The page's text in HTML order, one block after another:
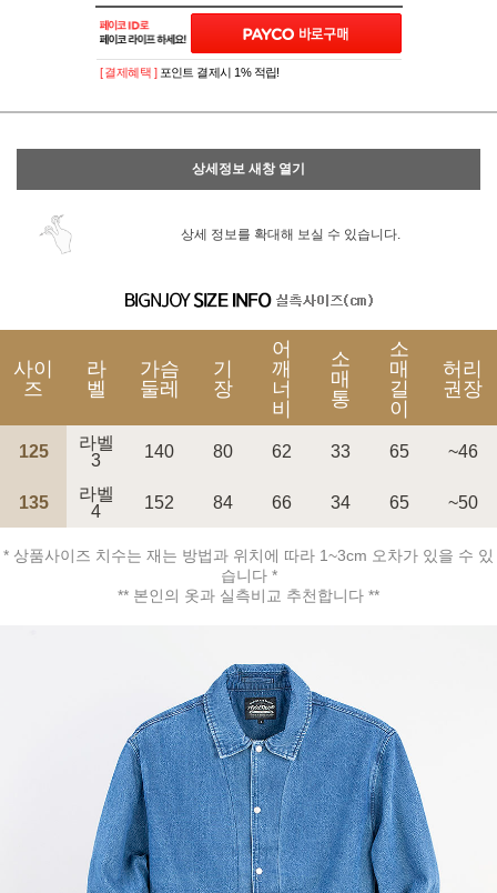
이벤트페이포인트 적립 혜택 2배 UP!
페이코 ID로 페
PAYCO 바로구매
[ 결제혜택 ] 포인트 결제시 1% 적립!
상세정보 새창 열기
상세 정보를 확대해 보실 수 있습니다.
사이
즈
라
벨
가슴
둘레
기
장
어
깨
너
비
소
매
통
소
매
길
이
허리
권장
125
라벨
3
140 80 62 33 65 ~46
135
라벨
4
152 84 66 34 65 ~50
* 상품사이즈 치수는 재는 방법과 위치에 따라 1~3cm 오차가 있을 수 있
습니다 *
** 본인의 옷과 실측비교 추천합니다 **